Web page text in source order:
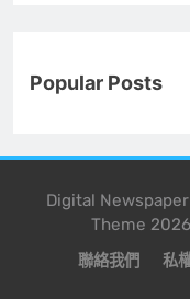
Popular Posts
Digital
Theme
聯絡我們 私